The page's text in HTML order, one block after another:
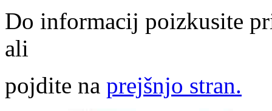
Do informacij poizkusite
ali
pojdite na prejšnjo stran.